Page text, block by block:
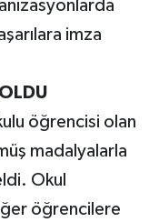
imza
öğrencisi olan
madalyalarla
Okul
öğrencilere